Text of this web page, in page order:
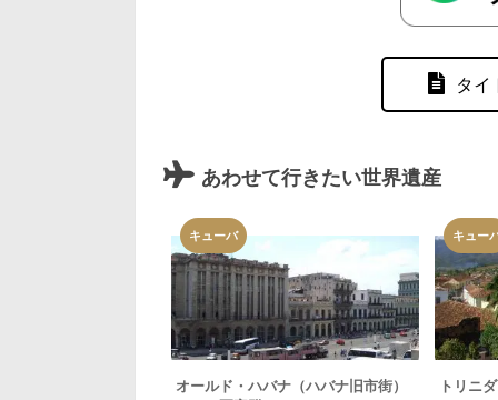
タイ
あわせて行きたい世界遺産
キューバ
オールド・ハバナ（ハバナ旧市街）
キュー
トリニ